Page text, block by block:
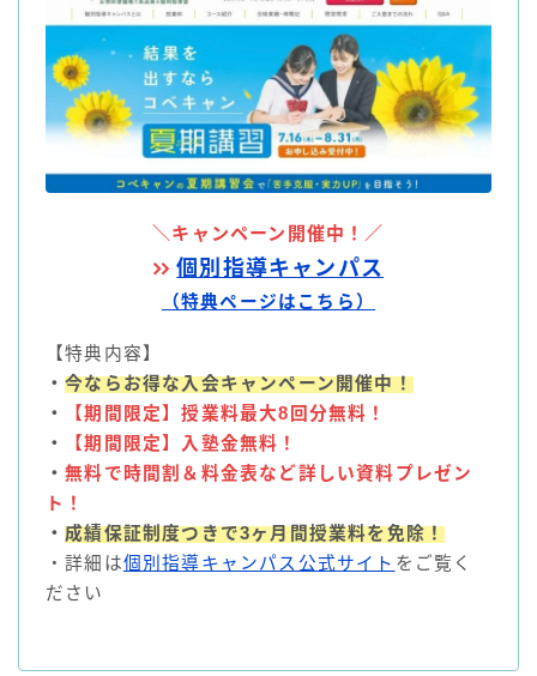
＼キャンペーン開催中！／
個別指導キャンパス
（特典ページはこちら）
【特典内容】
・今ならお得な入会キャンペーン開催中！
・
【期間限定】授業料最大8回分無料！
・
【期間限定】入塾金無料！
・無料で時間割＆料金表など詳しい資料プレゼン
ト！
・ 成績保証制度つきで3ヶ月間授業料を免除！
・詳細は個別指導キャンパス公式サイト をご覧く
ださい